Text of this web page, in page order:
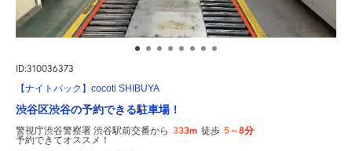
ID:310036373
【ナイトパック】cocoti SHIBUYA
渋谷区渋谷の予約できる駐車場！
警視庁渋谷警察署 渋谷駅前交番から 333m 徒歩 5～8分
予約できてオススメ！